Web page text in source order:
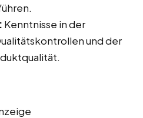
Kenntnisse in der
und der